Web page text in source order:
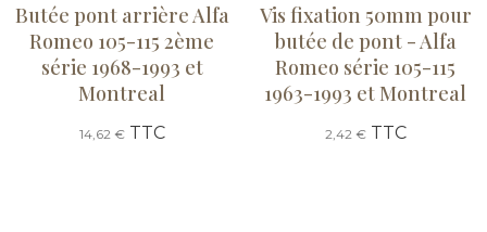
Butée pont arrière Alfa
Romeo 105-115 2ème
série 1968-1993 et
Montreal
14,62 €TTC
Vis fixation 50mm pour
butée de pont - Alfa
Romeo série 105-115
1963-1993 et Montreal
2,42 €TTC